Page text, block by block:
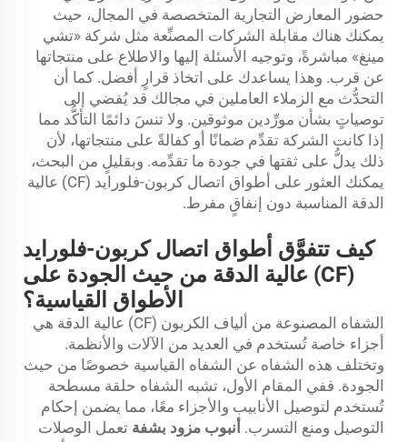
حضور المعارض التجارية المتخصصة في المجال، حيث
يمكنك هناك مقابلة الشركات المصنِّعة مثل شركة «تشي
مينغ» مباشرةً، وتوجيه الأسئلة إليها والاطلاع على منتجاتها
عن قرب. وهذا يساعدك على اتخاذ قرارٍ أفضل. كما أن
التحدُّث مع الزملاء العاملين في مجالك قد يُفضي إلى
توصياتٍ بشأن مورِّدين موثوقين. ولا تنسَ دائمًا التأكُّد مما
إذا كانت الشركة تقدِّم ضمانًا أو كفالةً على منتجاتها، لأن
ذلك يدلُّ على ثقتها في جودة ما تقدِّمه. وبقليلٍ من البحث،
يمكنك العثور على أطواق اتصال كربون-فلورايد (CF) عالية
الدقة المناسبة دون إنفاقٍ مفرط.
كيف تتفوَّق أطواق اتصال كربون-فلورايد
(CF) عالية الدقة من حيث الجودة على
الأطواق القياسية؟
الشفاه المصنوعة من ألياف الكربون (CF) عالية الدقة هي
أجزاء خاصة تُستخدم في العديد من الآلات والأنظمة.
وتختلف هذه الشفاه عن الشفاه القياسية خصوصًا من حيث
الجودة. ففي المقام الأول، تشبه الشفاه حلقة مسطحة
تُستخدم لتوصيل الأنابيب والأجزاء معًا، مما يضمن إحكام
التوصيل ومنع التسرب. أنبوب مزود بشفة تعمل الوصلات